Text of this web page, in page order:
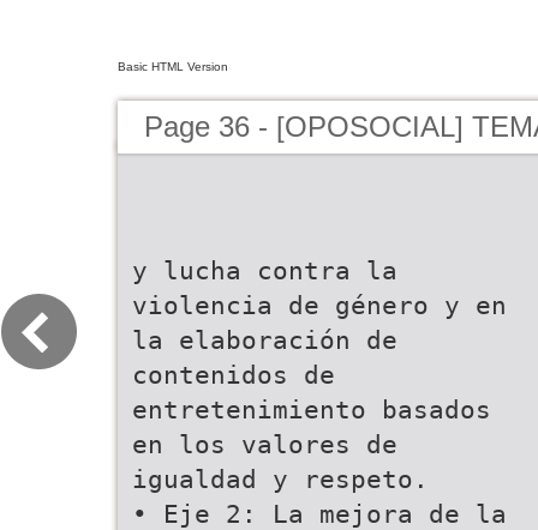
Basic HTML Version
Page 36 - [OPOSOCIAL]
y lucha contra la
violencia de género y en
la elaboración de
contenidos de
entretenimiento basados
en los valores de
igualdad y respeto.
• Eje 2: La mejora de la